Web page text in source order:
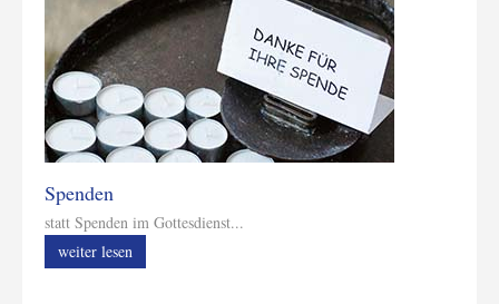
Spenden
statt Spenden im Gottesdienst...
weiter lesen